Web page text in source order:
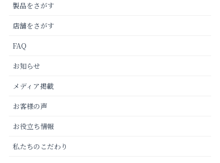
製品をさがす
店舗をさがす
FAQ
お知らせ
メディア掲載
お客様の声
お役立ち情報
私たちのこだわり